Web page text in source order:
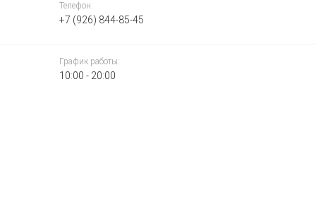
Телефон:
+7 (926) 844-85-45
График работы:
10:00 - 20:00